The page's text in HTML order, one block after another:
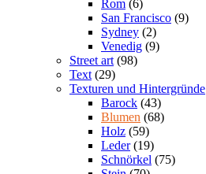
Rom (6)
San Francisco (9)
Sydney (2)
Venedig (9)
Street art (98)
Text (29)
Texturen und Hintergründe
Barock (43)
Blumen (68)
Holz (59)
Leder (19)
Schnörkel (75)